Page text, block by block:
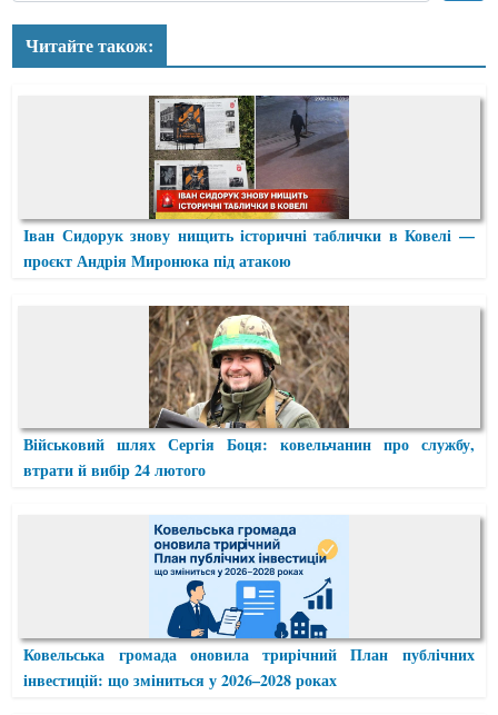
Читайте також:
Іван Сидорук знову нищить історичні таблички в Ковелі —
проєкт Андрія Миронюка під атакою
Військовий шлях Сергія Боця: ковельчанин про службу,
втрати й вибір 24 лютого
Ковельська громада оновила трирічний План публічних
інвестицій: що зміниться у 2026–2028 роках